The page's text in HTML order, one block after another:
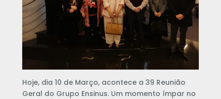
Hoje, dia 10 de Março, acontece a 39 Reunião
Geral do Grupo Ensinus. Um momento ímpar no